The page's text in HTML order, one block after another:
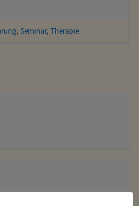
, Seminar, Therapie